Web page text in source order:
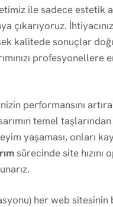
ile sadece estetik
çıkarıyoruz.
kalitede sonuçlar
profesyonellere
performansını
temel taşlarından
yaşaması, onları
sürecinde site hızını
her web sitesinin